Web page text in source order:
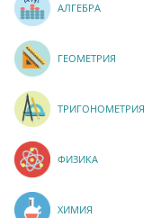
АЛГЕБРА
ГЕОМЕТРИЯ
ТРИГОНОМЕТРИЯ
ФИЗИКА
ХИМИЯ